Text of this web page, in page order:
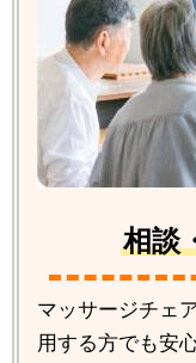
相談
マッサージチェ
用する方でも安